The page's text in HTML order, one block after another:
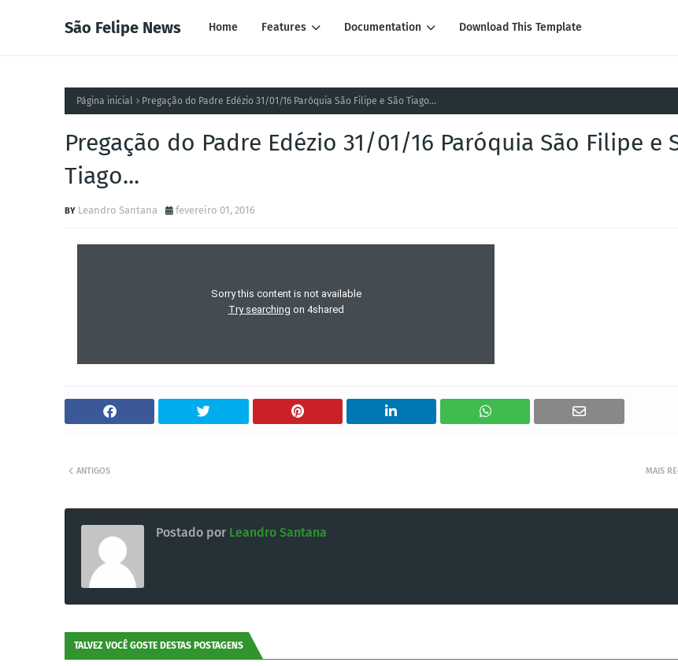
São Felipe News Home Features Documentation Download This Template
Página inicial Pregação do Padre Edézio 31/01/16 Paróquia São Filipe e São Tiago...
Pregação do Padre Edézio 31/01/16 Paróquia São Filipe e
Tiago...
Leandro Santana fevereiro 01, 2016
MAIS
ANTIGOS
Postado por Leandro Santana
TALVEZ VOCÊ GOSTE DESTAS POSTAGENS